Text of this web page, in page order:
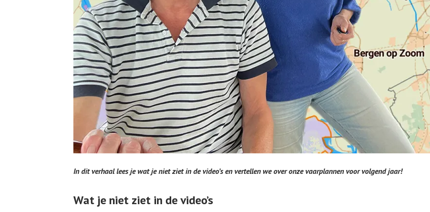
In dit verhaal lees je wat je niet ziet in de video’s en vertellen we over onze vaarplannen voor volgend jaar!
Wat je niet ziet in de video’s